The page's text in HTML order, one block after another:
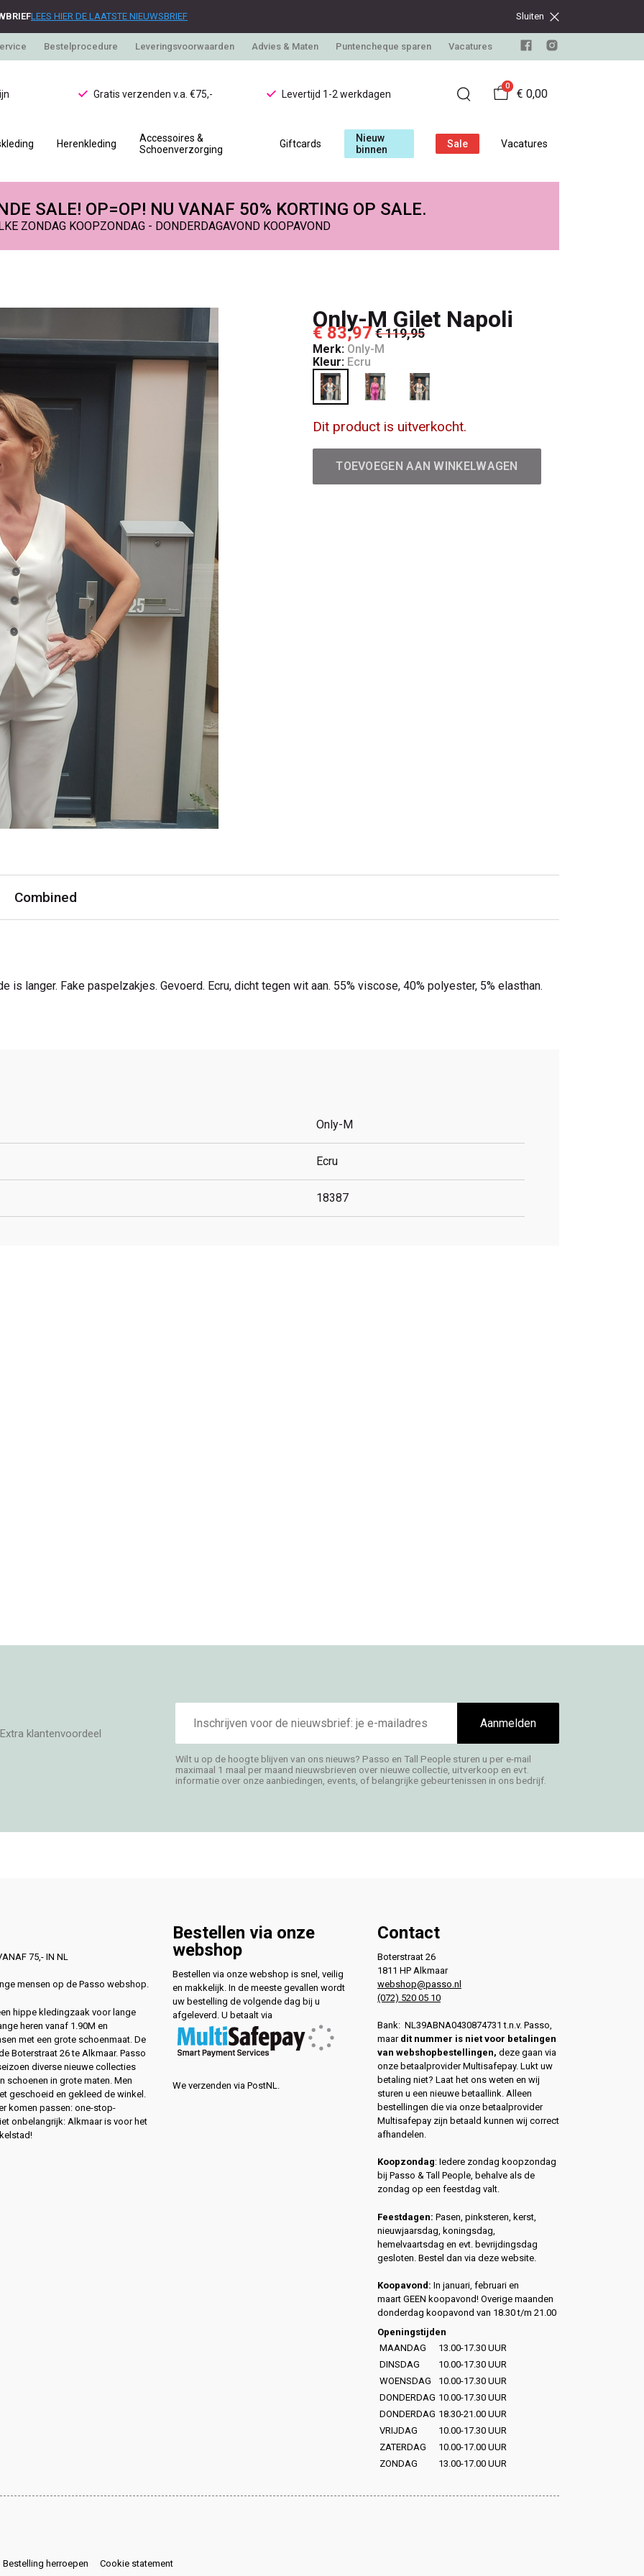
LEES HIER DE LAATSTE NIEUWSBRIEF Sluiten
Bestelprocedure Leveringsvoorwaarden Advies & Maten Puntencheque sparen Vacatures
Gratis verzenden v.a. €75,- Levertijd 1-2 werkdagen
0
€ 0,00
Herenkleding
Accessoires &
Schoenverzorging
Giftcards
Nieuw
binnen
Sale Vacatures
SALE! OP=OP! NU VANAF 50% KORTING OP SALE.
ZONDAG KOOPZONDAG - DONDERDAGAVOND KOOPAVOND
Only-M Gilet Napoli
€ 83,97 € 119,95
Merk: Only-M
Kleur: Ecru
Dit product is uitverkocht.
TOEVOEGEN AAN WINKELWAGEN
Combined
is langer. Fake paspelzakjes. Gevoerd. Ecru, dicht tegen wit aan. 55% viscose, 40% polyester, 5% elasthan.
Only-M
Ecru
18387
klantenvoordeel
mailadres
Aanmelden
Wilt u op de hoogte blijven van ons nieuws? Passo en Tall People sturen u per e-mail
maximaal 1 maal per maand nieuwsbrieven over nieuwe collectie, uitverkoop en evt.
informatie over onze aanbiedingen, events, of belangrijke gebeurtenissen in ons bedrijf.
75,- IN NL
mensen op de Passo webshop.
hippe kledingzaak voor lange
heren vanaf 1.90M en
met een grote schoenmaat. De
Boterstraat 26 te Alkmaar. Passo
diverse nieuwe collecties
schoenen in grote maten. Men
geschoeid en gekleed de winkel.
komen passen: one-stop-
onbelangrijk: Alkmaar is voor het
Bestellen via onze
webshop
Bestellen via onze webshop is snel, veilig
en makkelijk. In de meeste gevallen wordt
uw bestelling de volgende dag bij u
afgeleverd. U betaalt via
We verzenden via PostNL.
Contact
Boterstraat 26
1811 HP Alkmaar
webshop@passo.nl
(072) 520 05 10
Bank: NL39ABNA0430874731 t.n.v. Passo,
maardit nummer is niet voor betalingen
van webshopbestellingen, deze gaan via
onze betaalprovider Multisafepay. Lukt uw
betaling niet? Laat het ons weten en wij
sturen u een nieuwe betaallink. Alleen
bestellingen die via onze betaalprovider
Multisafepay zijn betaald kunnen wij correct
afhandelen.
Koopzondag: Iedere zondag koopzondag
bij Passo & Tall People, behalve als de
zondag op een feestdag valt.
Feestdagen: Pasen, pinksteren, kerst,
nieuwjaarsdag, koningsdag,
hemelvaartsdag en evt. bevrijdingsdag
gesloten. Bestel dan via deze website.
Koopavond: In januari, februari en
maart GEEN koopavond! Overige maanden
donderdag koopavond van 18.30 t/m 21.00
Openingstijden
MAANDAG
13.00-17.30 UUR
DINSDAG
10.00-17.30 UUR
WOENSDAG
10.00-17.30 UUR
DONDERDAG 10.00-17.30 UUR
DONDERDAG 18.30-21.00 UUR
VRIJDAG
10.00-17.30 UUR
ZATERDAG
10.00-17.00 UUR
ZONDAG
13.00-17.00 UUR
Bestelling herroepen Cookie statement